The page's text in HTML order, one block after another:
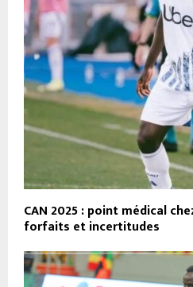
CAN 2025 : point médical
forfaits et incertitudes